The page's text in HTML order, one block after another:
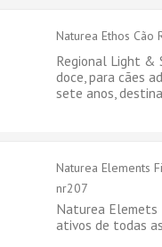
Naturea Ethos
Regional Light &
doce, para cães
sete anos,
Naturea Elements
nr207
Naturea Elemets
ativos de todas